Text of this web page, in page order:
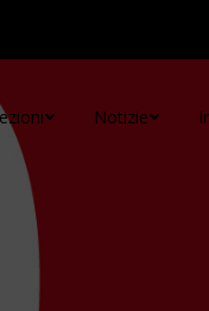
Notizie